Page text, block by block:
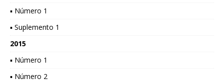
▪ Número 1
▪ Suplemento 1
2015
▪ Número 1
▪ Número 2